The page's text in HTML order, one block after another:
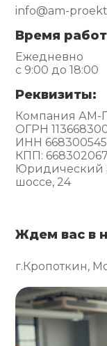
info@am-
Время
Ежедневно
с 9:00 до 18:00
Реквизиты:
Компания АМ-
ОГРН
ИНН
КПП: 668302067
Юридический
шоссе, 24
Ждем вас в
г.Кропоткин,